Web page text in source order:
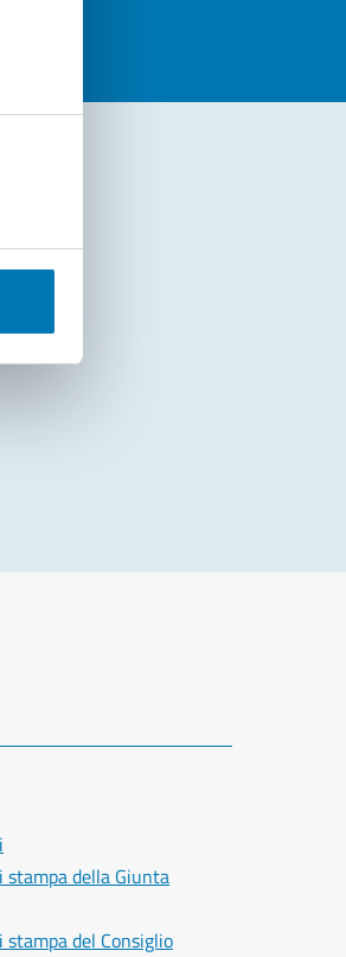
stampa della Giunta
stampa del Consiglio